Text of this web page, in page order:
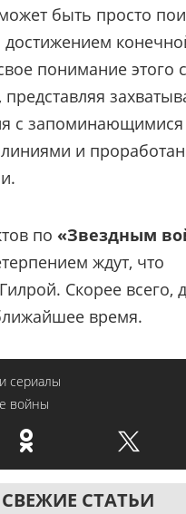
быть просто
достижением
понимание этого с
, представляя
с запоминающимися
и
по «Звездным
ждут, что
Скорее всего,
время.
сериалы
войны
СВЕЖИЕ СТАТЬИ